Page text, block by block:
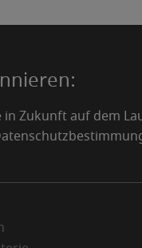
Zukunft auf dem